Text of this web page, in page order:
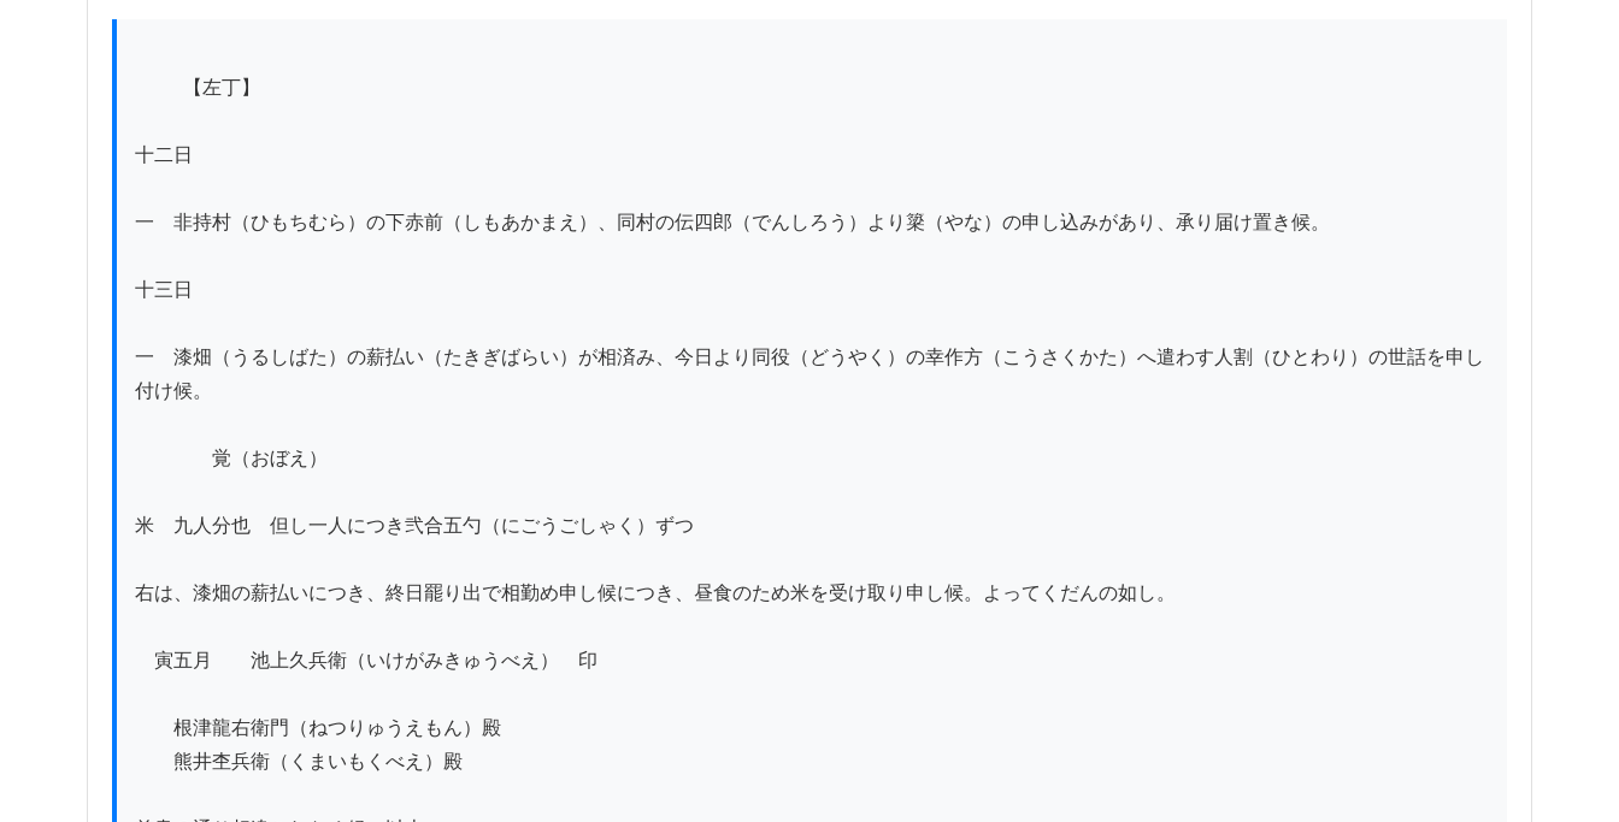
十二日
一　非持村（ひもちむら）の下赤前（しもあかまえ）、同村の伝四郎（でんしろう）より簗（やな）の申し込みがあり、承り届け置き候。
十三日
一　漆畑（うるしばた）の薪払い（たきぎばらい）が相済み、今日より同役（どうやく）の幸作方（こうさくかた）へ遣わす人割（ひとわり）の世話を申し
付け候。
覚（おぼえ）
米　九人分也　但し一人につき弐合五勺（にごうごしゃく）ずつ
右は、漆畑の薪払いにつき、終日罷り出で相勤め申し候につき、昼食のため米を受け取り申し候。よってくだんの如し。
寅五月　　池上久兵衛（いけがみきゅうべえ）　印
根津龍右衛門（ねつりゅうえもん）殿
熊井杢兵衛（くまいもくべえ）殿